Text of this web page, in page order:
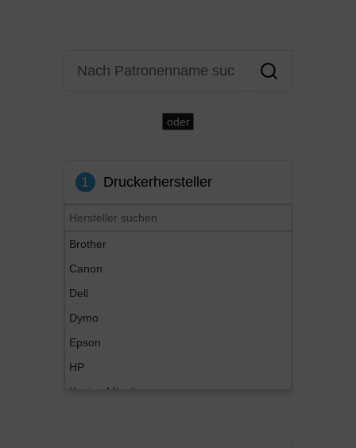
oder
1 Druckerhersteller
Brother
Canon
Dell
Dymo
Epson
HP
Konica Minolta